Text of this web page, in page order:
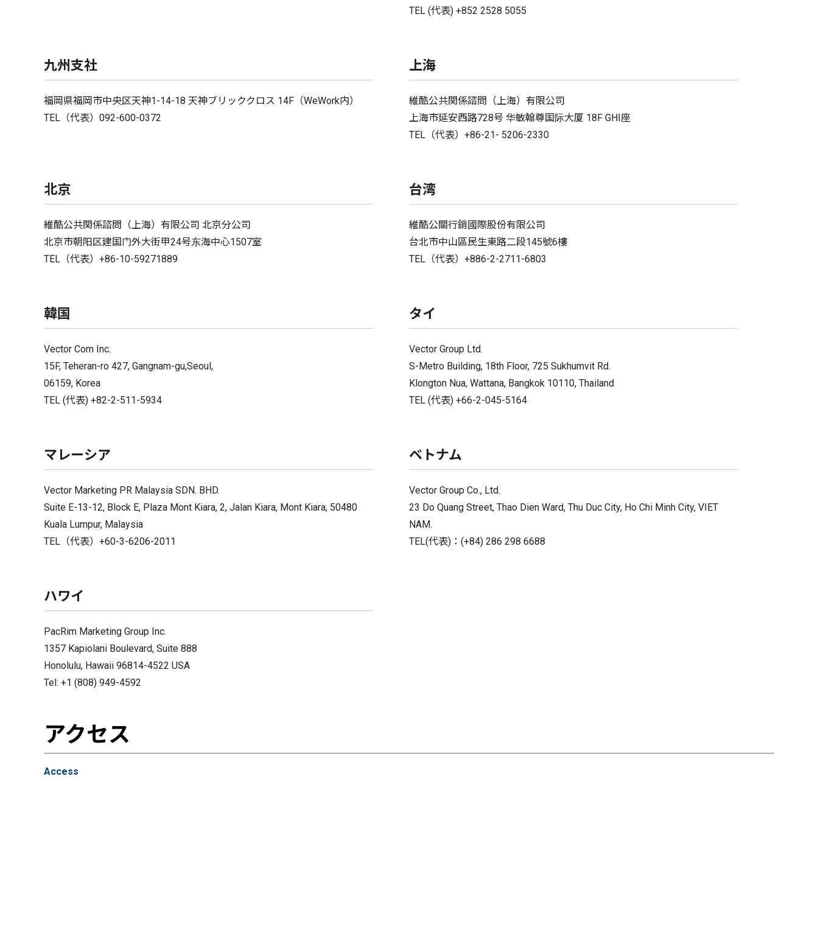
TEL (代表) +852 2528 5055
九州支社
福岡県福岡市中央区天神1-14-18 天神ブリッククロス 14F（WeWork内）
TEL（代表）092-600-0372
上海
維酷公共関係諮問（上海）有限公司
上海市延安西路728号 华敏翰尊国际大厦 18F GHI座
TEL（代表）+86-21- 5206-2330
北京
維酷公共関係諮問（上海）有限公司 北京分公司
北京市朝阳区建国门外大街甲24号东海中心1507室
TEL（代表）+86-10-59271889
台湾
維酷公關行銷國際股份有限公司
台北市中山區民生東路二段145號6樓
TEL（代表）+886-2-2711-6803
韓国
Vector Com Inc.
15F, Teheran-ro 427, Gangnam-gu,Seoul,
06159, Korea
TEL (代表) +82-2-511-5934
タイ
Vector Group Ltd.
S-Metro Building, 18th Floor, 725 Sukhumvit Rd.
Klongton Nua, Wattana, Bangkok 10110, Thailand
TEL (代表) +66-2-045-5164
マレーシア
Vector Marketing PR Malaysia SDN. BHD.
Suite E-13-12, Block E, Plaza Mont Kiara, 2, Jalan Kiara, Mont Kiara, 50480
Kuala Lumpur, Malaysia
TEL（代表）+60-3-6206-2011
ベトナム
Vector Group Co., Ltd.
23 Do Quang Street, Thao Dien Ward, Thu Duc City, Ho Chi Minh City, VIET
NAM.
TEL(代表)：(+84) 286 298 6688
ハワイ
PacRim Marketing Group Inc.
1357 Kapiolani Boulevard, Suite 888
Honolulu, Hawaii 96814-4522 USA
Tel: +1 (808) 949-4592
アクセス
Access